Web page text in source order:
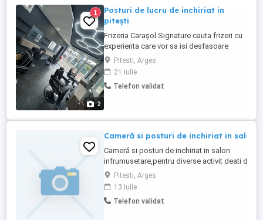
2
1
Posturi de lucru de inchiriat in
pitești
Frizeria Carașol Signature cauta frizeri cu
experienta care vor sa isi desfasoare
activitatea intr un salon complet utilat si
modern! Zona cu trafic intens pietonal, iti
poti extinde cu usurinta portofoliul de
clienti Tipul contractului: inchiriere scaun
Pitesti, Arges
21 iulie
Telefon validat
Cameră si posturi de inchiriat in salon
Cameră si posturi de inchiriat in salon
infrumusetare,pentru diverse activit deati de
deschis din 2018,are vad auto si
pentru detalii,tel
Pitesti, Arges
13 iulie
Telefon validat